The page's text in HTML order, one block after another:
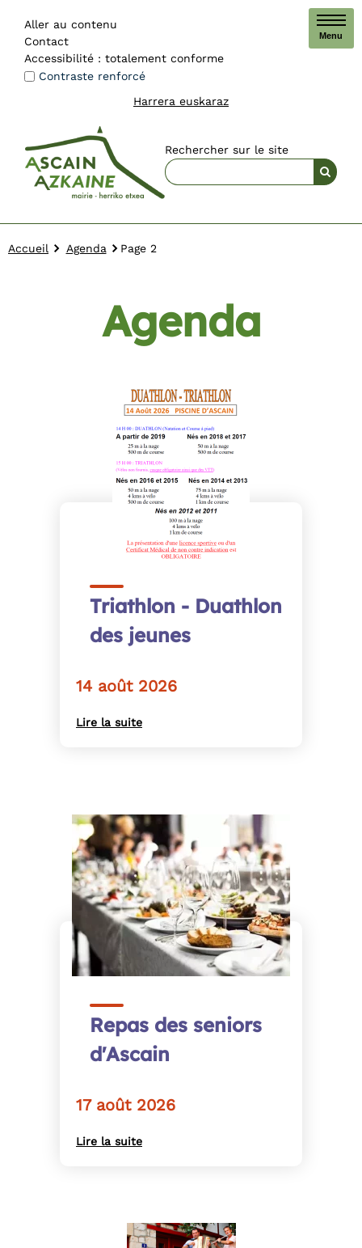
Aller au contenu
Contact
Accessibilité : totalement conforme
Contraste renforcé
Harrera euskaraz
Rechercher sur le site
Menu
Accueil Agenda Page 2
Agenda
Triathlon - Duathlon
des jeunes
14 août 2026
Lire la suite
Repas des seniors
d'Ascain
17 août 2026
Lire la suite